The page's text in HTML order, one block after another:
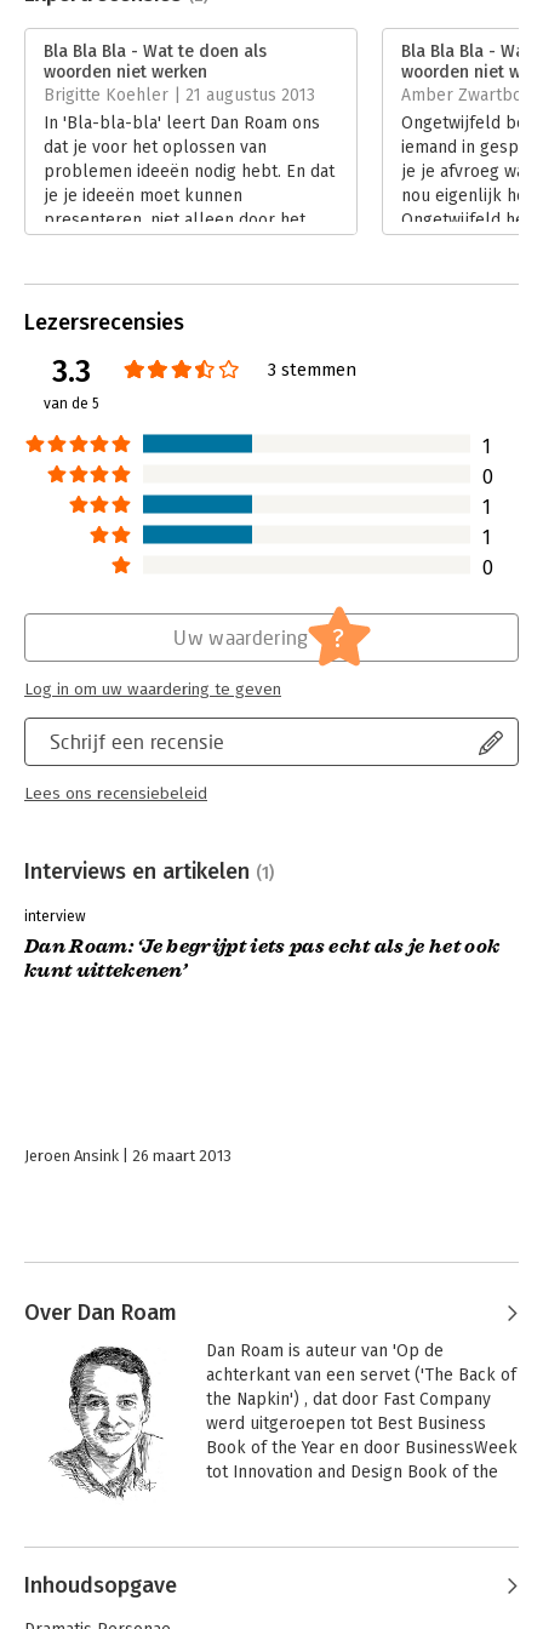
Verschijningsdatum:
23-11-2012
Hoofdrubriek:
Persoonlijke effectiviteit
Serie:
Business Model Generatie
Bla Bla Bla - Wat te doen als
woorden niet werken
Brigitte Koehler | 21 augustus 2013
In 'Bla-bla-bla' leert Dan Roam ons
dat je voor het oplossen van
problemen ideeën nodig hebt. En dat
je je ideeën moet kunnen
presenteren, niet alleen door het
plaatje zegt vaak meer dan 1000
Lees verder
Bla Bla Bla - Wat
woorden niet
Amber Zwartbol |
Ongetwijfeld ben
iemand in
je je afvroeg wat
nou eigenlijk
Ongetwijfeld
Lezersrecensies
3.3
van de 5
3 stemmen
1
0
1
1
0
Schrijf een recensie
Lees ons recensiebeleid
Uw waardering ?
Log in om uw waardering te geven
Interviews en artikelen (1)
interview
Dan Roam: ‘Je begrijpt iets pas echt als je het ook
kunt uittekenen’
Jeroen Ansink 26 maart 2013
Over Dan Roam
Dan Roam is auteur van 'Op de
achterkant van een servet ('The Back of
the Napkin') , dat door Fast Company
werd uitgeroepen tot Best Business
Book of the Year en door BusinessWeek
tot Innovation and Design Book of the
Als president van Digital Roam Inc.,
Google, Wal-Mart, the Federal Reserve,
Andere boeken door Dan Roam
Inhoudsopgave